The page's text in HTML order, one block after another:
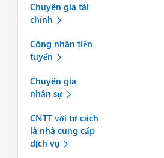
Chuyên gia tài
chính
Công nhân tiền
tuyến
Chuyên gia
nhân sự
CNTT với tư cách
là nhà cung cấp
dịch vụ